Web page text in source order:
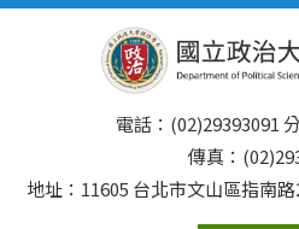
電話：(02)29393091
傳真：
地址：11605 台北市文山區指南